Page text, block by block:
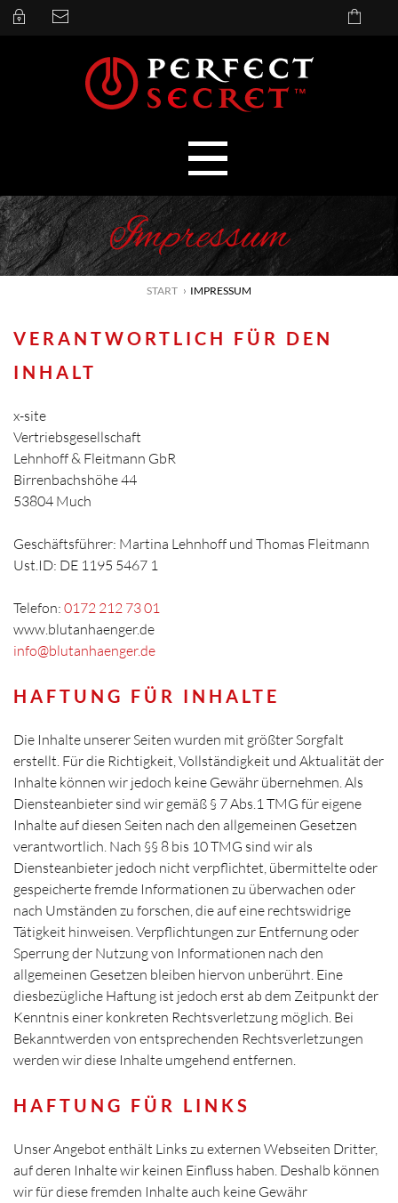
Impressum
START IMPRESSUM
VERANTWORTLICH FÜR DEN
INHALT
x-site
Vertriebsgesellschaft
Lehnhoff & Fleitmann GbR
Birrenbachshöhe 44
53804 Much
Geschäftsführer: Martina Lehnhoff und Thomas Fleitmann
Ust.ID: DE 1195 5467 1
Telefon: 0172 212 73 01
www.blutanhaenger.de
info@blutanhaenger.de
HAFTUNG FÜR INHALTE
Die Inhalte unserer Seiten wurden mit größter Sorgfalt
erstellt. Für die Richtigkeit, Vollständigkeit und Aktualität der
Inhalte können wir jedoch keine Gewähr übernehmen. Als
Diensteanbieter sind wir gemäß § 7 Abs.1 TMG für eigene
Inhalte auf diesen Seiten nach den allgemeinen Gesetzen
verantwortlich. Nach §§ 8 bis 10 TMG sind wir als
Diensteanbieter jedoch nicht verpflichtet, übermittelte oder
gespeicherte fremde Informationen zu überwachen oder
nach Umständen zu forschen, die auf eine rechtswidrige
Tätigkeit hinweisen. Verpflichtungen zur Entfernung oder
Sperrung der Nutzung von Informationen nach den
allgemeinen Gesetzen bleiben hiervon unberührt. Eine
diesbezügliche Haftung ist jedoch erst ab dem Zeitpunkt der
Kenntnis einer konkreten Rechtsverletzung möglich. Bei
Bekanntwerden von entsprechenden Rechtsverletzungen
werden wir diese Inhalte umgehend entfernen.
HAFTUNG FÜR LINKS
Unser Angebot enthält Links zu externen Webseiten Dritter,
auf deren Inhalte wir keinen Einfluss haben. Deshalb können
wir für diese fremden Inhalte auch keine Gewähr